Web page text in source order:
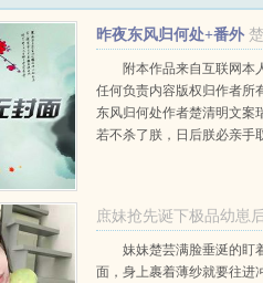
昨夜东风归何处+番外
附本作品来自互联网本
任何负责内容版权归作者所
东风归何处作者楚清明文案
若不杀了朕，日后朕必亲手
庶妹抢先诞下极品幼崽
疯了楚云楚黎：结局+番
楚云楚黎
妹妹楚芸满脸垂涎的盯
面，身上裹着薄纱就要往进